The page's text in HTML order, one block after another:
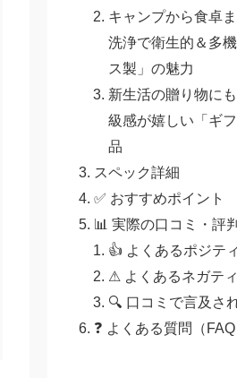
キャンプから食卓
洗浄で衛生的＆多
ス製」の魅力
新生活の贈り物に
級感が嬉しい「ギ
品
スペック詳細
✅ おすすめポイント
📊 実際の口コミ・評
👍 よくあるポジテ
⚠ よくあるネガテ
🔍 口コミで言及さ
❓ よくある質問（FAQ